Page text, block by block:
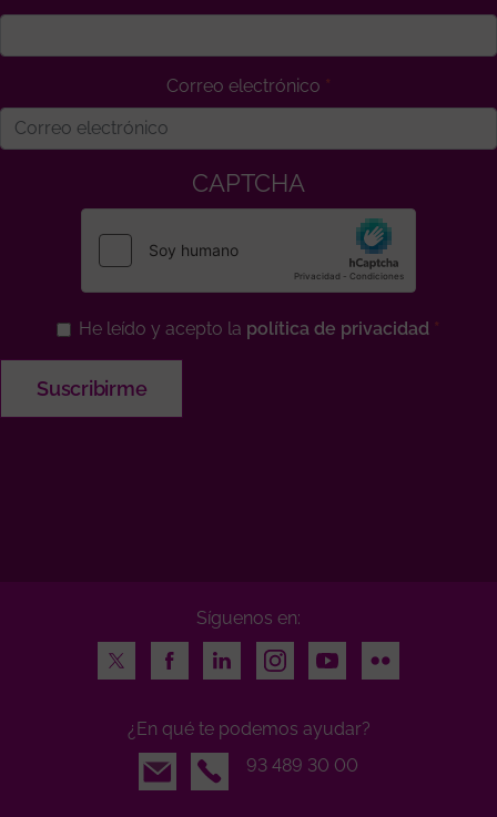
Correo electrónico
CAPTCHA
He leído y acepto la política de privacidad
Síguenos en:
Twitter
FacebookLinkedInInstagramYoutubeFlickr
¿En qué te podemos ayudar?
Email
93 489 30 00